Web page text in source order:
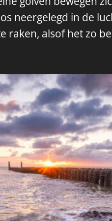
neergelegd in de
raken, alsof het zo